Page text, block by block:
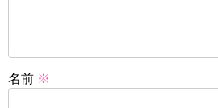
名前 ※